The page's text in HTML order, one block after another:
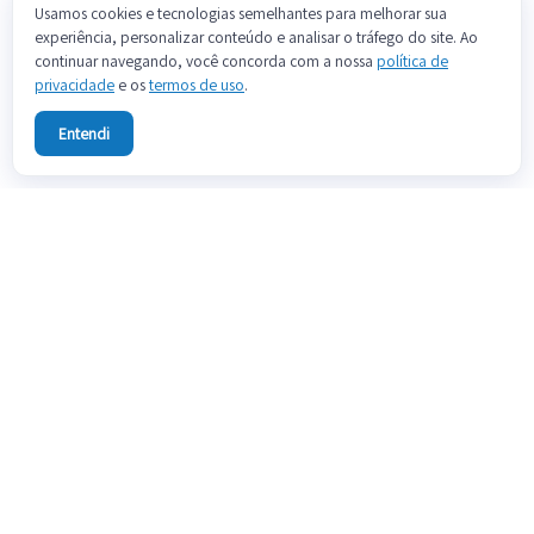
Usamos cookies e tecnologias semelhantes para melhorar sua
experiência, personalizar conteúdo e analisar o tráfego do site. Ao
continuar navegando, você concorda com a nossa política de
privacidade e ostermos de uso.
Entendi